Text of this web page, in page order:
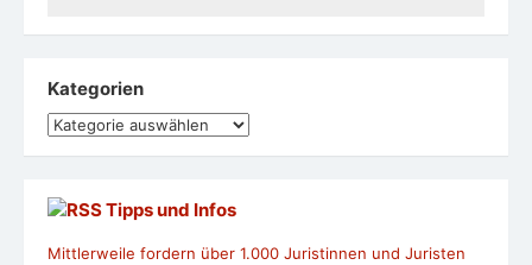
Kategorien
Kategorien
Tipps und Infos
Mittlerweile fordern über 1.000 Juristinnen und Juristen